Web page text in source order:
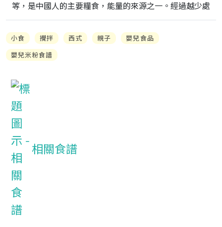
等，是中國人的主要糧食，能量的來源之一。經過越少處
小食 攪拌 西式 親子
嬰兒食品
嬰兒米粉食譜
相關食譜